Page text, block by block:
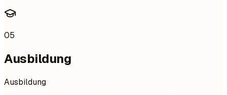
05
Ausbildung
Ausbildung